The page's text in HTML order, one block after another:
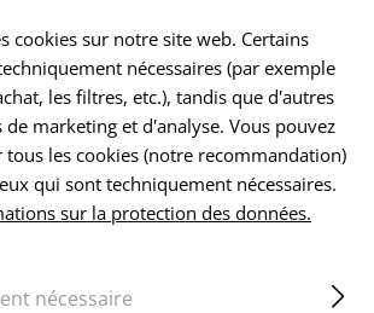
À FEU ACCESSOIRES FREINS DE
FORWARD
cookies sur notre site web. Certains
nécessaires (par exemple
les filtres, etc.), tandis que d'autres
de marketing et d'analyse. Vous pouvez
tous les cookies (notre recommandation)
qui sont techniquement nécessaires.
sur la protection des données.
nécessaire